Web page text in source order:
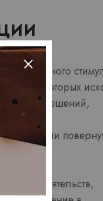
в которых
решений,
к
обстоятельств,